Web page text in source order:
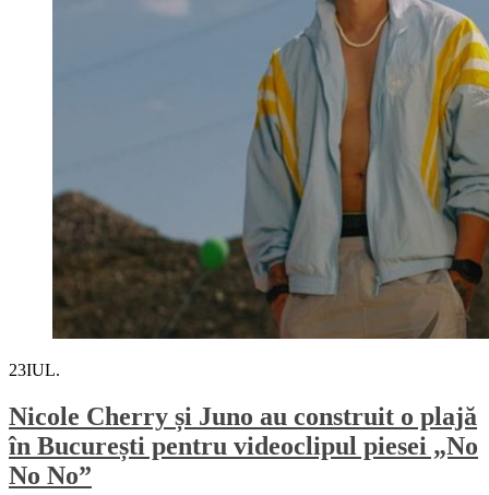
23IUL.
Nicole Cherry și Juno au construit o plajă
în București pentru videoclipul piesei „No
No No”